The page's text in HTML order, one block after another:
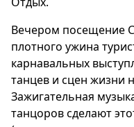
Вечером посещение
плотного ужина
карнавальных
танцев и сцен жизни
Зажигательная
танцоров сделают